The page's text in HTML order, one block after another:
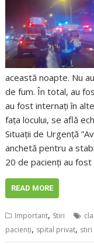
această noapte. Nu
de fum. În total, au
au fost internați în
fața locului, se află
Situații de Urgență
anchetă pentru a
20 de pacienți au
READ MORE
Important, Stiri
pacienţi, spital privat, stiri